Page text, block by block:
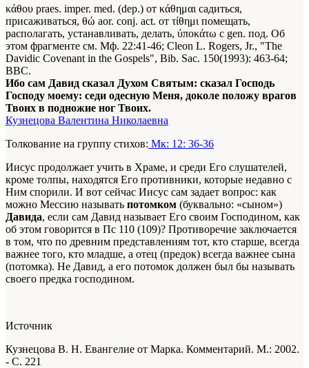
κάθου praes. imper. med. (dep.) от κάθημαι садиться,
присаживаться, θώ aor. conj. act. от τίθημι помещать,
располагать, устанавливать, делать, ύποκάτω с gen. под. Об
этом фрагменте см. Мф. 22:41-46; Cleon L. Rogers, Jr., "The
Davidic Covenant in the Gospels", Bib. Sac. 150(1993): 463-64;
BBC.
Ибо сам Давид сказал Духом Святым: сказал Господь
Господу моему: седи одесную Меня, доколе положу врагов
Твоих в подножие ног Твоих.
Кузнецова Валентина Николаевна
Толкование на группу стихов: Мк: 12: 36-36
Иисус продолжает учить в Храме, и среди Его слушателей,
кроме толпы, находятся Его противники, которые недавно с
Ним спорили. И вот сейчас Иисус сам задает вопрос: как
можно Мессию называть потомком (буквально: «сыном»)
Давида, если сам Давид называет Его своим Господином, как
об этом говорится в Пс 110 (109)? Противоречие заключается
в том, что по древним представлениям тот, кто старше, всегда
важнее того, кто младше, а отец (предок) всегда важнее сына
(потомка). Не Давид, а его потомок должен был бы называть
своего предка господином.
Источник
Кузнецова В. Н. Евангелие от Марка. Комментарий. М.: 2002.
- С. 221